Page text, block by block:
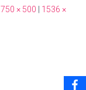
750 × 500
1536 ×